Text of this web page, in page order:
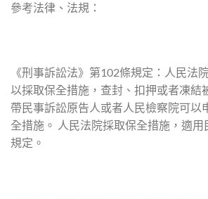
參考法律、法規：
《刑事訴訟法》第102條規定：人民法
以採取保全措施，查封、扣押或者凍結
帶民事訴訟原告人或者人民檢察院可以
全措施。 人民法院採取保全措施，適
規定。